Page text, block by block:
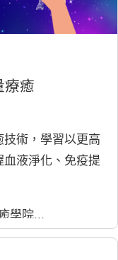
療癒
術，學習以更高
液淨化、免疫提
學院